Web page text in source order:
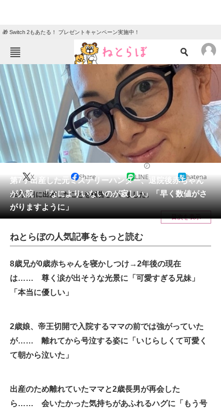
🎁 Switch 2もあたる！ プレゼントキャンペーン実施中！
ねとらぼメニュー
TOP ニュース
エンタメ クイズ
グルメ 地域
住まい 教育・育児
動物 リサーチ
会員記事
メディア
注目記事を集めた総合ページ
ITの今と未来を見通す
スマホと通信の最新トレンド
進化するPCとデバイスの未来
ビジネスと働き方のヒント
経営リーダーのコミュニティ
第7子出産した元ミステリーハンター、退院後赤ちゃん
が入院 「なによりいないのが寂しい」「早く数値がさ
がりますように」
X Share LINE hatena
12月1日に出産したことを報告していました。
目次を表示
ねとらぼの人気記事をもっと読む
8歳兄が0歳赤ちゃんを寝かしつけ→2年後の現在
は…… 尊く涙が出そうな光景に「可愛すぎる兄妹」
「本当に優しい」
2歳娘、帝王切開で入院するママの前では強がっていた
が…… 離れてから号泣する姿に「いじらしくて可愛く
て朝から泣いた」
出産のため離れていたママと2歳長男が再会した
ら…… 会いたかった気持ちがあふれるハグに「もう号